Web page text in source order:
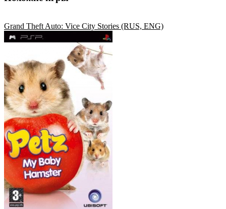
Grand Theft Auto: Vice City Stories (RUS, ENG)